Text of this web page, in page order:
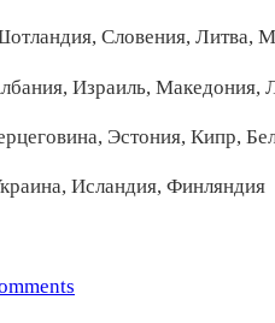
Словения, Литва,
Израиль, Македония,
Эстония, Кипр,
Исландия, Финляндия